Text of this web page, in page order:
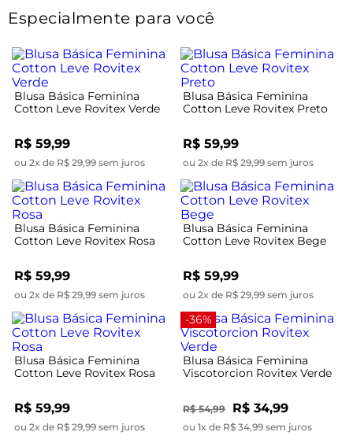
Especialmente para você
Blusa Básica Feminina
Cotton Leve Rovitex Verde
R$ 59,99
ou 2x de R$ 29,99 sem juros
Blusa Básica Feminina
Cotton Leve Rovitex Preto
R$ 59,99
ou 2x de R$ 29,99 sem juros
Blusa Básica Feminina
Cotton Leve Rovitex Rosa
R$ 59,99
ou 2x de R$ 29,99 sem juros
Blusa Básica Feminina
Cotton Leve Rovitex Bege
R$ 59,99
ou 2x de R$ 29,99 sem juros
Blusa Básica Feminina
Cotton Leve Rovitex Rosa
R$ 59,99
ou 2x de R$ 29,99 sem juros
-36%
Blusa Básica Feminina
Viscotorcion Rovitex Verde
R$ 54,99 R$ 34,99
ou 1x de R$ 34,99 sem juros